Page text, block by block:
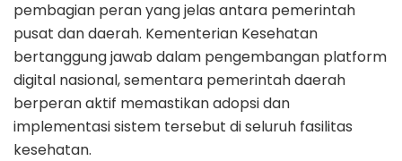
pembagian peran yang jelas antara pemerintah
pusat dan daerah. Kementerian Kesehatan
bertanggung jawab dalam pengembangan platform
digital nasional, sementara pemerintah daerah
berperan aktif memastikan adopsi dan
implementasi sistem tersebut di seluruh fasilitas
kesehatan.